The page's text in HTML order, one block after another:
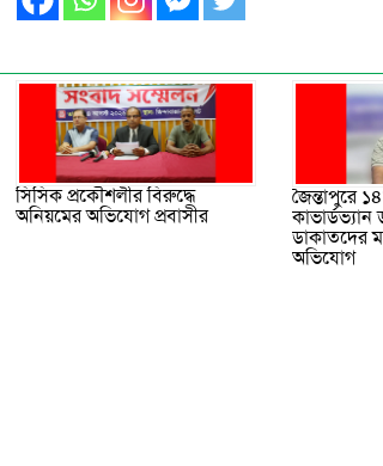
সিসিক প্রকৌশলীর বিরুদ্ধে
অনিয়মের অভিযোগ প্রবাসীর
জৈন্তাপুরে
ডাকাতদের
অভিযোগ